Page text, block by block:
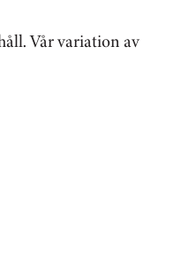
Vår variation av